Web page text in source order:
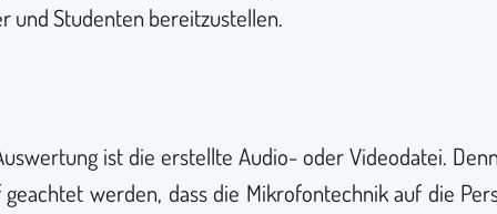
und Studenten bereitzustellen.
ist die erstellte Audio- oder Videodatei.
werden, dass die Mikrofontechnik auf die